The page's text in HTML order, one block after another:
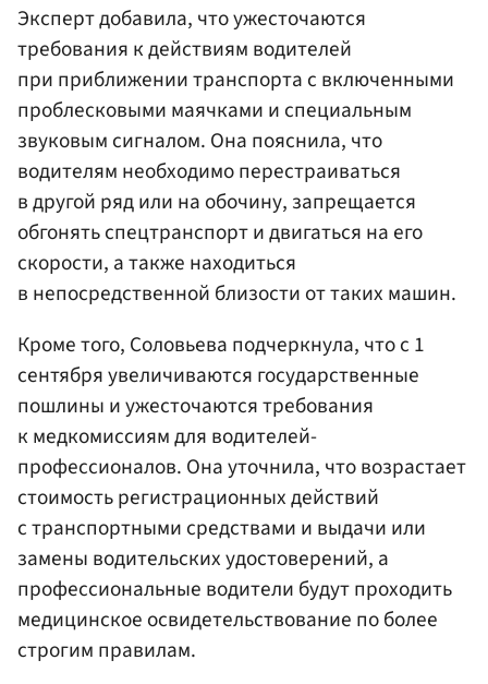
Эксперт добавила, что ужесточаются
требования к действиям водителей
при приближении транспорта с включенными
проблесковыми маячками и специальным
звуковым сигналом. Она пояснила, что
водителям необходимо перестраиваться
в другой ряд или на обочину, запрещается
обгонять спецтранспорт и двигаться на его
скорости, а также находиться
в непосредственной близости от таких машин.
Кроме того, Соловьева подчеркнула, что с 1
сентября увеличиваются государственные
пошлины и ужесточаются требования
к медкомиссиям для водителей-
профессионалов. Она уточнила, что возрастает
стоимость регистрационных действий
с транспортными средствами и выдачи или
замены водительских удостоверений, а
профессиональные водители будут проходить
медицинское освидетельствование по более
строгим правилам.